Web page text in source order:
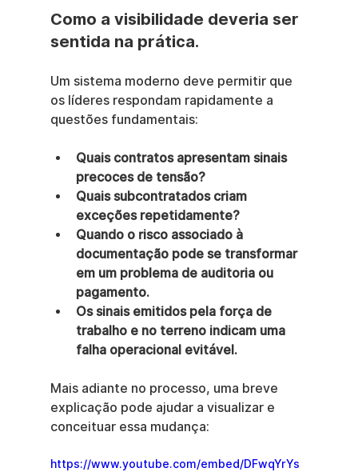
Como a visibilidade deveria ser
sentida na prática.
Um sistema moderno deve permitir que
os líderes respondam rapidamente a
questões fundamentais:
Quais contratos apresentam sinais
precoces de tensão?
Quais subcontratados criam
exceções repetidamente?
Quando o risco associado à
documentação pode se transformar
em um problema de auditoria ou
pagamento.
Os sinais emitidos pela força de
trabalho e no terreno indicam uma
falha operacional evitável.
Mais adiante no processo, uma breve
explicação pode ajudar a visualizar e
conceituar essa mudança:
https://www.youtube.com/embed/DFwqYrYs